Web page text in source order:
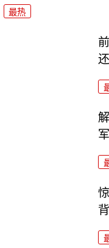
最热